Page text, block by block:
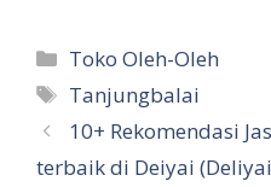
Kategori
Toko Oleh-Oleh
Tag
Tanjungbalai
10+ Rekomendasi
terbaik di Deiyai